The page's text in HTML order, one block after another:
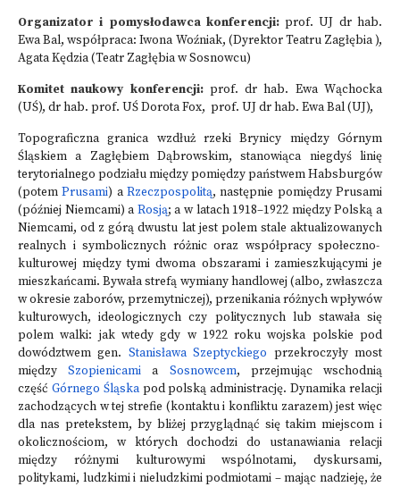
Organizator i pomysłodawca konferencji:prof. UJ dr hab.
Ewa Bal, współpraca: Iwona Woźniak, (Dyrektor Teatru Zagłębia ),
Agata Kędzia (Teatr Zagłębia w Sosnowcu)
Komitet naukowy konferencji: prof. dr hab. Ewa Wąchocka
(UŚ), dr hab. prof. UŚ Dorota Fox, prof. UJ dr hab. Ewa Bal (UJ),
Topograficzna granica wzdłuż rzeki Brynicy między Górnym
Śląskiem a Zagłębiem Dąbrowskim, stanowiąca niegdyś linię
terytorialnego podziału między pomiędzy państwem Habsburgów
(potemPrusami) aRzeczpospolitą, następnie pomiędzy Prusami
(później Niemcami) a Rosją; a w latach 1918–1922 między Polską a
Niemcami, od z górą dwustu lat jest polem stale aktualizowanych
realnych i symbolicznych różnic oraz współpracy społeczno-
kulturowej między tymi dwoma obszarami i zamieszkującymi je
mieszkańcami. Bywała strefą wymiany handlowej (albo, zwłaszcza
w okresie zaborów, przemytniczej), przenikania różnych wpływów
kulturowych, ideologicznych czy politycznych lub stawała się
polem walki: jak wtedy gdy w 1922 roku wojska polskie pod
dowództwem gen. Stanisława Szeptyckiego przekroczyły most
międzySzopienicami a Sosnowcem, przejmując wschodnią
część Górnego Śląskapod polską administrację. Dynamika relacji
zachodzących w tej strefie (kontaktu i konfliktu zarazem) jest więc
dla nas pretekstem, by bliżej przyglądnąć się takim miejscom i
okolicznościom, w których dochodzi do ustanawiania relacji
między różnymi kulturowymi wspólnotami, dyskursami,
politykami, ludzkimi i nieludzkimi podmiotami – mając nadzieję, że